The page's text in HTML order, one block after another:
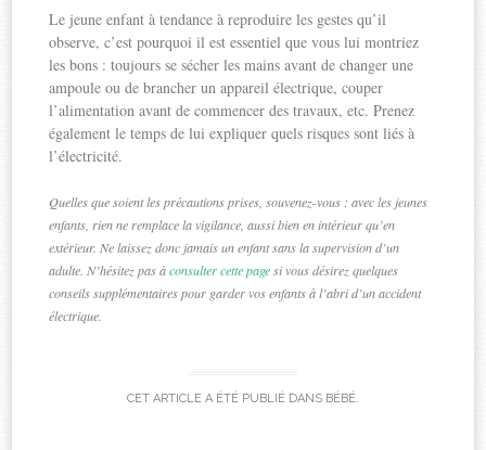
Le jeune enfant à tendance à reproduire les gestes qu’il
observe, c’est pourquoi il est essentiel que vous lui montriez
les bons : toujours se sécher les mains avant de changer une
ampoule ou de brancher un appareil électrique, couper
l’alimentation avant de commencer des travaux, etc. Prenez
également le temps de lui expliquer quels risques sont liés à
l’électricité.
Quelles que soient les précautions prises, souvenez-vous : avec les jeunes
enfants, rien ne remplace la vigilance, aussi bien en intérieur qu’en
extérieur. Ne laissez donc jamais un enfant sans la supervision d’un
adulte. N’hésitez pas àconsulter cette pagesi vous désirez quelques
conseils supplémentaires pour garder vos enfants à l’abri d’un accident
électrique.
CET ARTICLE A ÉTÉ PUBLIÉ DANS BÉBÉ.